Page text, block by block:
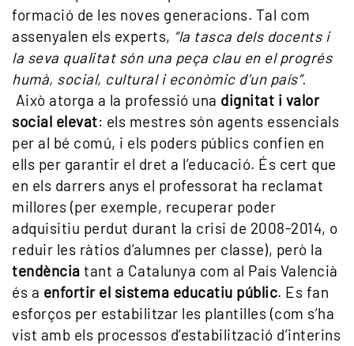
formació de les noves generacions. Tal com
assenyalen els experts, “la tasca dels docents i
la seva qualitat són una peça clau en el progrés
humà, social, cultural i econòmic d’un país”.
Això atorga a la professió una dignitat i valor
social elevat: els mestres són agents essencials
per al bé comú, i els poders públics confien en
ells per garantir el dret a l’educació. És cert que
en els darrers anys el professorat ha reclamat
millores (per exemple, recuperar poder
adquisitiu perdut durant la crisi de 2008-2014, o
reduir les ràtios d’alumnes per classe), però la
tendència tant a Catalunya com al País Valencià
és a enfortir el sistema educatiu públic. Es fan
esforços per estabilitzar les plantilles (com s’ha
vist amb els processos d’estabilització d’interins